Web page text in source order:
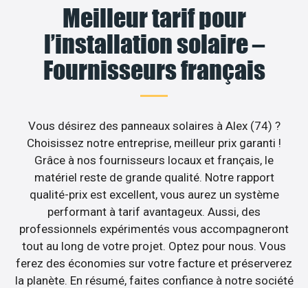
Meilleur tarif pour
l’installation solaire –
Fournisseurs français
Vous désirez des panneaux solaires à Alex (74) ?
Choisissez notre entreprise, meilleur prix garanti !
Grâce à nos fournisseurs locaux et français, le
matériel reste de grande qualité. Notre rapport
qualité-prix est excellent, vous aurez un système
performant à tarif avantageux. Aussi, des
professionnels expérimentés vous accompagneront
tout au long de votre projet. Optez pour nous. Vous
ferez des économies sur votre facture et préserverez
la planète. En résumé, faites confiance à notre société